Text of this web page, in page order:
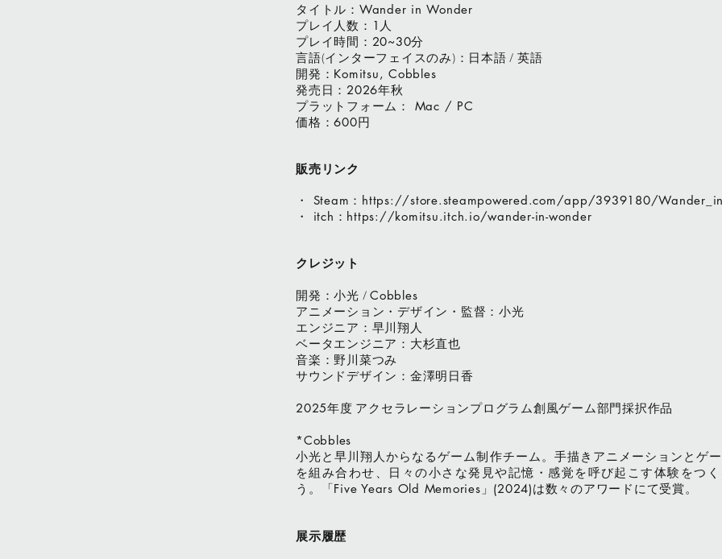
タイトル： Wander in Wonder
プレイ人数： 1 人
プレイ時間： 20~30分
言語(インターフェイスのみ)：日本語 / 英語
開発： Komitsu, Cobbles
発売日： 2026年秋
プラットフォーム：
Mac / PC
価格：600円
販売リンク
・ Steam： https://store.steampowered.com/app/3939180/
・ itch：https://komitsu.itch.io/wander-in-wonder
クレジット
開発：小光 / Cobbles
アニメーション・デザイン・監督：小光
エンジニア：早川翔人
ベータエンジニア：大杉直也
音楽：野川菜つみ
サウンドデザイン：金澤明日香
2025年度 アクセラレーションプログラム創風ゲーム部門採択作品
*Cobbles
小光と早川翔人からなるゲーム制作チーム。手描きアニメーションとゲ
を組み合わせ、日々の小さな発見や記憶・感覚を呼び起こす体験をつ
う。
「Five Years Old Memories」(2024)は数々のアワードにて受賞。
展示履歴